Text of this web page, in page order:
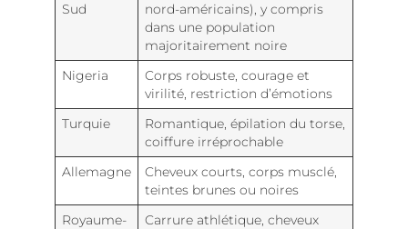
Sud
nord-américains), y compris
dans une population
majoritairement noire
Nigeria
Corps robuste, courage et
virilité, restriction d’émotions
Turquie
Romantique, épilation du torse,
coiffure irréprochable
Allemagne
Cheveux courts, corps musclé,
teintes brunes ou noires
Royaume-
Carrure athlétique, cheveux